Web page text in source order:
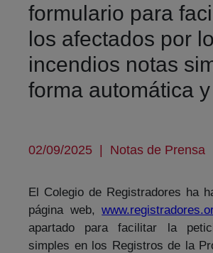
formulario para
los afectados por
incendios notas
forma automática
02/09/2025 | Notas de Prensa
El Colegio de Registradores ha
página web,
apartado para facilitar la
simples en los Registros de la